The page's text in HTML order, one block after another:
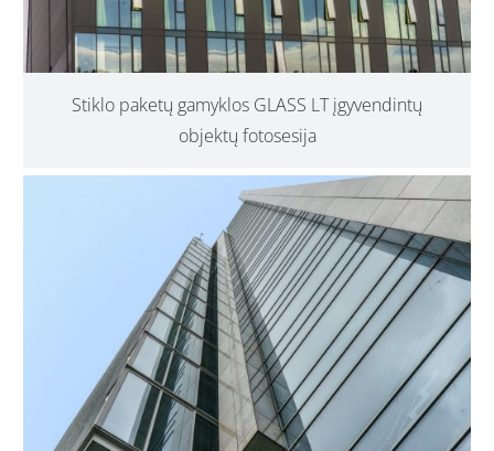
Stiklo paketų gamyklos GLASS LT įgyvendintų
objektų fotosesija